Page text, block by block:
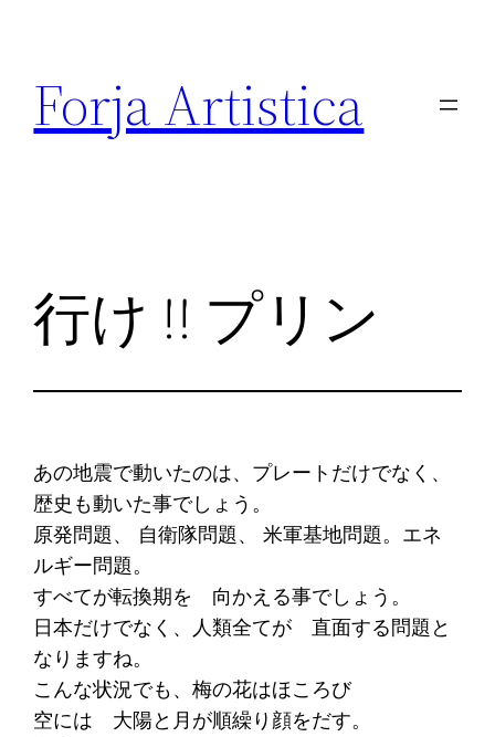
Forja Artistica
行け !! プリン
あの地震で動いたのは、プレートだけでなく、
歴史も動いた事でしょう。
原発問題、 自衛隊問題、 米軍基地問題。エネ
ルギー問題。
すべてが転換期を 向かえる事でしょう。
日本だけでなく、人類全てが 直面する問題と
なりますね。
こんな状況でも、梅の花はほころび
空には 大陽と月が順繰り顔をだす。